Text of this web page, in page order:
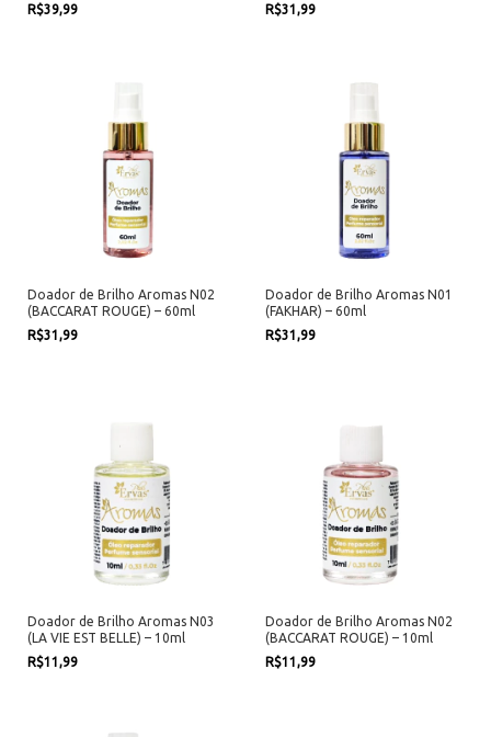
R$39,99
R$31,99
Doador de Brilho Aromas N02
(BACCARAT ROUGE) – 60ml
R$31,99
Doador de Brilho Aromas N01
(FAKHAR) – 60ml
R$31,99
Doador de Brilho Aromas N03
(LA VIE EST BELLE) – 10ml
R$11,99
Doador de Brilho Aromas N02
(BACCARAT ROUGE) – 10ml
R$11,99